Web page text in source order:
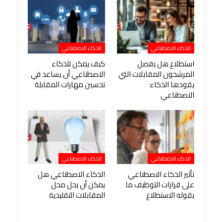
الذكاء الاصطناعي
استطلاع هل يفضل
المرشحون المقابلات التي
يقودها الذكاء
الاصطناعي
الذكاء الاصطناعي
كيف يمكن للذكاء
الاصطناعي أن يساعد في
تحسين مهارات المقابلة
الذكاء الاصطناعي
تأثير الذكاء الاصطناعي
على قرارات التوظيف ما
يقوله الاستطلاع
الذكاء الاصطناعي
الذكاء الاصطناعي هل
يمكن أن يحل محل
المقابلات التقليدية